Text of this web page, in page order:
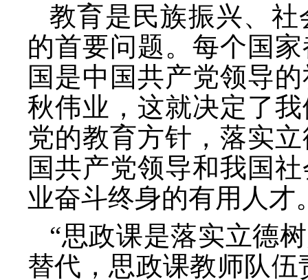
教育是民族振兴、
的首要问题。每个国
国是中国共产党领导
秋伟业，这就决定了
党的教育方针，落实
国共产党领导和我国
业奋斗终身的有用人才
“思政课是落实立德
替代，思政课教师队